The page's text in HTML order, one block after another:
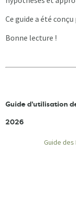
Ce guide a été
Bonne lecture !
Guide d'utilisation
2026
Guide